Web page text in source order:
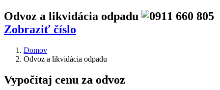
Odvoz a likvidácia odpadu
Zobraziť číslo
Domov
Odvoz a likvidácia odpadu
Vypočítaj cenu za odvoz